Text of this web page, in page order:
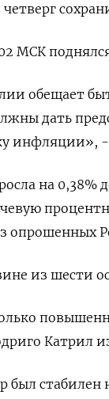
МСК
обещает
дать
инфляции», -
на 0,38%
опрошенных
из шести
Катрил
был